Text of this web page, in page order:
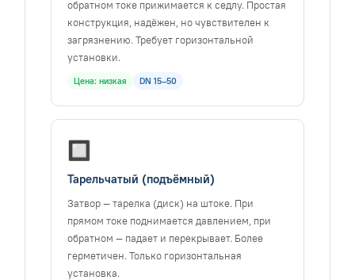
обратном токе прижимается к седлу. Простая
конструкция, надёжен, но чувствителен к
загрязнению. Требует горизонтальной
установки.
Цена: низкая DN 15–50
🔲
Тарельчатый (подъёмный)
Затвор — тарелка (диск) на штоке. При
прямом токе поднимается давлением, при
обратном — падает и перекрывает. Более
герметичен. Только горизонтальная
установка.